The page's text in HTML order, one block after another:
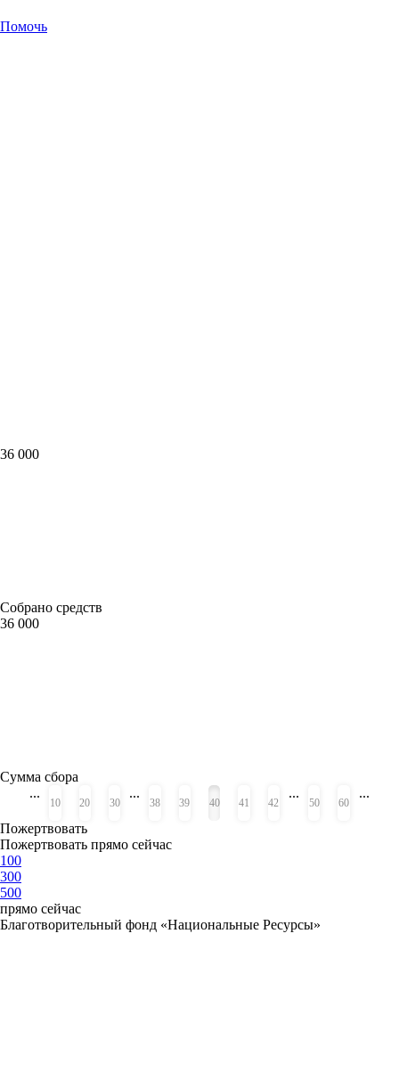
Помочь
36 000
Собрано средств
36 000
Сумма сбора
...
10 20 30
...
38 39 40 41 42
...
50 60
...
Пожертвовать
Пожертвовать прямо сейчас
100
300
500
прямо сейчас
Благотворительный фонд «Национальные Ресурсы»